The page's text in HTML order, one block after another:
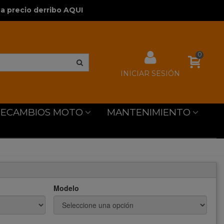
precio derribo AQUI
INICIAR SESIÓN
0
MOTO MANTENIMIENTO
Modelo